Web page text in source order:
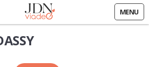
MENU